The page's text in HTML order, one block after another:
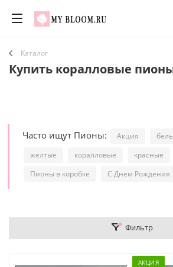
Каталог
Купить коралловые
Часто ищут Пионы: Акция
желтые
коралловые красные
Пионы в коробке
С Днем Рождения
Фильтр
АКЦИЯ